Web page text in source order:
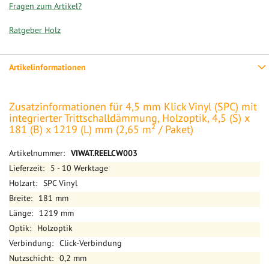
Fragen zum Artikel?
Ratgeber Holz
Artikelinformationen
Zusatzinformationen für 4,5 mm Klick Vinyl (SPC) mit
integrierter Trittschalldämmung, Holzoptik, 4,5 (S) x
181 (B) x 1219 (L) mm (2,65 m² / Paket)
Mehr
Informationen
VIWAT.REELCW003
5 - 10 Werktage
SPC Vinyl
181 mm
1219 mm
Holzoptik
Click-Verbindung
0,2 mm